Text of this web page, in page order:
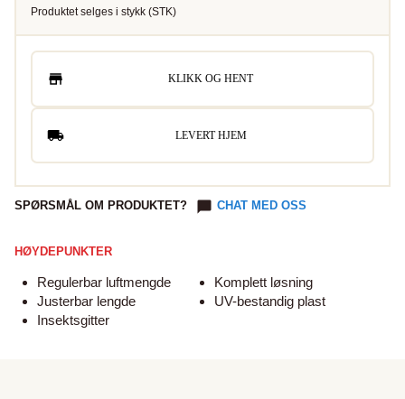
Produktet selges i stykk (STK)
KLIKK OG HENT
LEVERT HJEM
SPØRSMÅL OM PRODUKTET? CHAT MED OSS
HØYDEPUNKTER
Regulerbar luftmengde
Justerbar lengde
Insektsgitter
Komplett løsning
UV-bestandig plast